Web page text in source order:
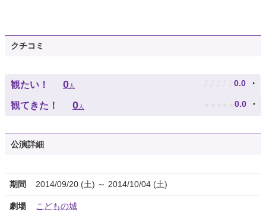
クチコミ
観たい！ 0人 ♪ ♪ ♪ ♪ ♪ 0.0
観てきた！ 0人 ★ ★ ★ ★ ★ 0.0
公演詳細
期間 2014/09/20 (土) ～ 2014/10/04 (土)
劇場 こどもの城